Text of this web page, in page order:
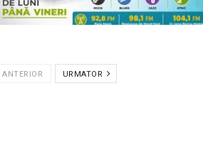
ANTERIOR URMATOR